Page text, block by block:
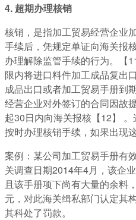
4. 超期办理核销
核销，是指加工贸易经营企业
手续后，凭规定单证向海关报
办理解除监管手续的行为。【
限内将进口料件加工成品复出
成品出口或者加工贸易手册到
经营企业对外签订的合同因故
起30日内向海关报核【12】
按时办理核销手续，如果出现
案例：某公司加工贸易手册有
关调查日期2014年4月，该企
且该手册项下尚有大量的余料
元，对此海关缉私部门认定其
其科处了罚款。